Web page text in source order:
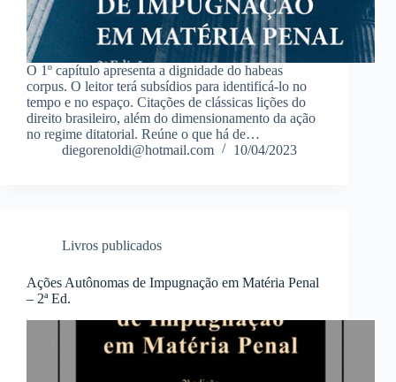
O 1º capítulo apresenta a dignidade do habeas
corpus. O leitor terá subsídios para identificá-lo no
tempo e no espaço. Citações de clássicas lições do
direito brasileiro, além do dimensionamento da ação
no regime ditatorial. Reúne o que há de…
diegorenoldi@hotmail.com
10/04/2023
Livros publicados
Ações Autônomas de Impugnação em Matéria Penal
– 2ª Ed.